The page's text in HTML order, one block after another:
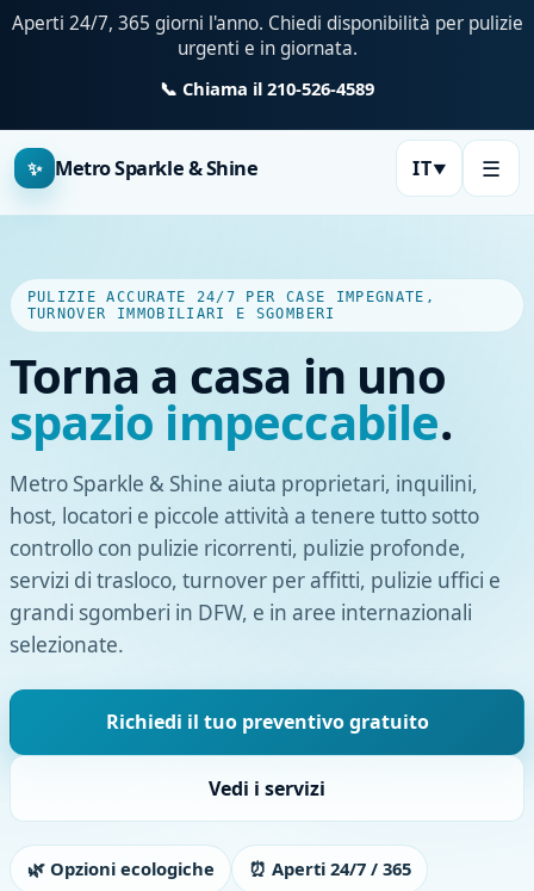
Aperti 24/7, 365 giorni l'anno. Chiedi disponibilità per pulizie
urgenti e in giornata.
📞 Chiama il 210-526-4589
✨ Metro Sparkle & Shine IT▼ ☰
PULIZIE ACCURATE 24/7 PER CASE IMPEGNATE,
TURNOVER IMMOBILIARI E SGOMBERI
Torna a casa in uno
spazio impeccabile.
Metro Sparkle & Shine aiuta proprietari, inquilini,
host, locatori e piccole attività a tenere tutto sotto
controllo con pulizie ricorrenti, pulizie profonde,
servizi di trasloco, turnover per affitti, pulizie uffici e
grandi sgomberi in DFW, e in aree internazionali
selezionate.
Richiedi il tuo preventivo gratuito
Vedi i servizi
🌿 Opzioni ecologiche ⏰ Aperti 24/7 / 365